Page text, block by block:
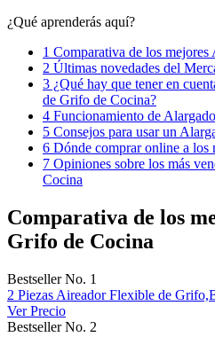
¿Qué aprenderás aquí?
1 Comparativa de los
2 Últimas novedades del
3 ¿Qué hay que tener en
de Grifo de Cocina?
4 Funcionamiento de
5 Consejos para usar un
6 Dónde comprar online a los
7 Opiniones sobre los más
Cocina
Comparativa de los
Grifo de Cocina
Bestseller No. 1
2 Piezas Aireador Flexible de
Ver Precio
Bestseller No. 2